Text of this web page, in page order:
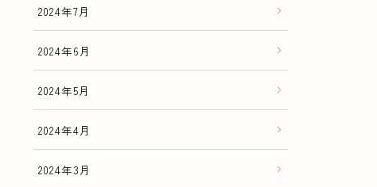
2024年7月
2024年6月
2024年5月
2024年4月
2024年3月